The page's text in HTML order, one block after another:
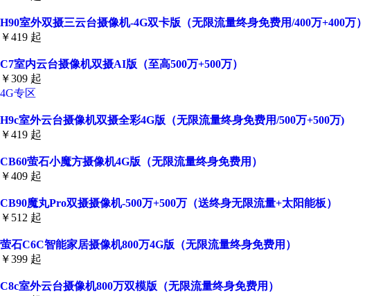
H90室外双摄三云台摄像机-4G双卡版（无限流量终身免费用/400万+400万）
￥419 起
C7室内云台摄像机双摄AI版（至高500万+500万）
￥309 起
4G专区
H9c室外云台摄像机双摄全彩4G版（无限流量终身免费用/500万+500万)
￥419 起
CB60萤石小魔方摄像机4G版（无限流量终身免费用）
￥409 起
CB90魔丸Pro双摄摄像机-500万+500万（送终身无限流量+太阳能板）
￥512 起
萤石C6C智能家居摄像机800万4G版（无限流量终身免费用）
￥399 起
C8c室外云台摄像机800万双模版（无限流量终身免费用）